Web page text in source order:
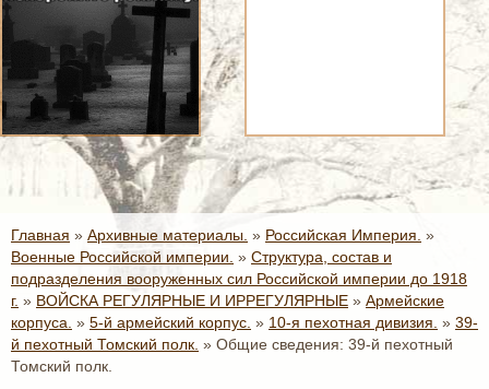
Главная » Архивные материалы. » Российская Империя. »
Военные Российской империи. » Структура, состав и
подразделения вооруженных сил Российской империи до 1918
г. » ВОЙСКА РЕГУЛЯРНЫЕ И ИРРЕГУЛЯРНЫЕ » Армейские
корпуса. » 5-й армейский корпус. » 10-я пехотная дивизия. » 39-
й пехотный Томский полк. » Общие сведения: 39-й пехотный
Томский полк.